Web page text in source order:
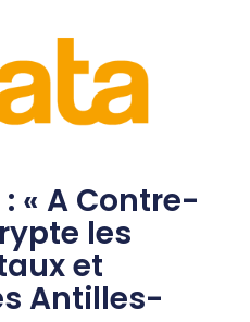
« A Contre-
les
et
Antilles-